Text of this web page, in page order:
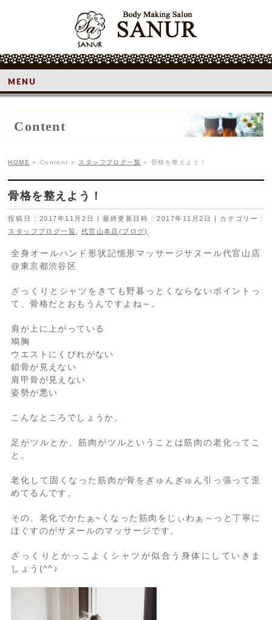
MENU
Content
HOME » Content » スタッフブログ一覧 » 骨格を整えよう！
骨格を整えよう！
投稿日 : 2017年11月2日 最終更新日時 : 2017年11月2日
カテゴリー :
スタッフブログ一覧
代官山本店(ブログ)
全身オールハンド形状記憶形マッサージサヌール代官山店
@東京都渋谷区
ざっくりとシャツをきても野暮っとくならないポイントっ
て、骨格だとおもうんですよね～。
肩が上に上がっている
鳩胸
ウエストにくびれがない
鎖骨が見えない
肩甲骨が見えない
姿勢が悪い
こんなところでしょうか。
足がツルとか、筋肉がツルということは筋肉の老化ってこ
と。
老化して固くなった筋肉が骨をぎゅんぎゅん引っ張って歪
めてるんです。
その、老化でかたぁ~くなった筋肉をじぃわぁ～っと丁寧に
ほぐすのがサヌールのマッサージです。
ざっくりとかっこよくシャツが似合う身体にしていきま
しょう(^^♪